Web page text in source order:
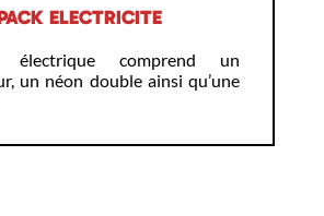
ELECTRICITE
comprend un
un néon double ainsi qu’une